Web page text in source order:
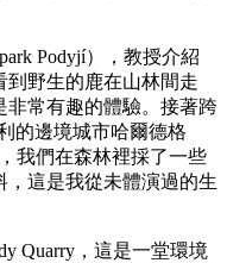
Podyjí），教授介紹
野生的鹿在山林間走
常有趣的體驗。接著跨
的邊境城市哈爾德格
我們在森林裡採了一些
這是我從未體演過的生
Quarry，這是一堂環境